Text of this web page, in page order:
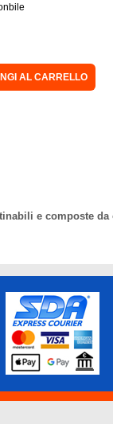
AL CARRELLO
e composte